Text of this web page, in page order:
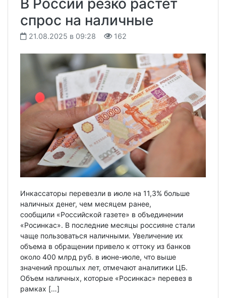
спрос на наличные
21.08.2025 в 09:28 162
Инкассаторы перевезли в июле на 11,3% больше
наличных денег, чем месяцем ранее,
сообщили «Российской газете» в объединении
«Росинкас». В последние месяцы россияне стали
чаще пользоваться наличными. Увеличение их
объема в обращении привело к оттоку из банков
около 400 млрд руб. в июне-июле, что выше
значений прошлых лет, отмечают аналитики ЦБ.
Объем наличных, которые «Росинкас» перевез в
рамках […]